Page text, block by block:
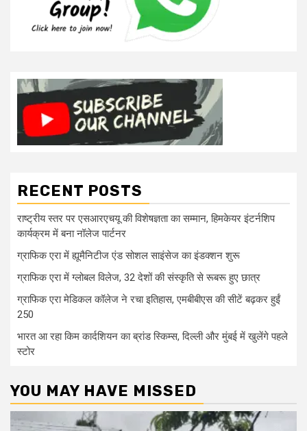
RECENT POSTS
राष्ट्रीय स्तर पर एसआरएचयू की विशेषज्ञता का सम्मान, हिमकेयर इंटर्नशिप
कार्यक्रम में बना नॉलेज पार्टनर
ग्राफिक एरा में ह्यूमैनिटीज एंड सोशल साइंसेज का इंडक्शन शुरू
ग्राफिक एरा में ग्लोबल विलेज, 32 देशों की संस्कृति से रूबरू हुए छात्र
ग्राफिक एरा मेडिकल कॉलेज ने रचा इतिहास, एमबीबीएस की सीटें बढ़कर हुईं
250
भारत आ रहा किम कार्दशियन का ब्रांड स्किम्स, दिल्ली और मुंबई में खुलेंगे पहले
स्टोर
YOU MAY HAVE MISSED